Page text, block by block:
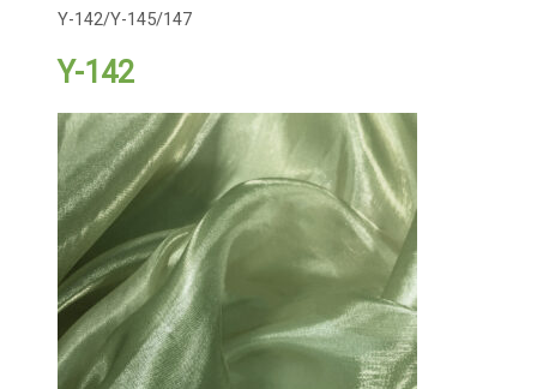
Y-142/Y-145/147
Y-142